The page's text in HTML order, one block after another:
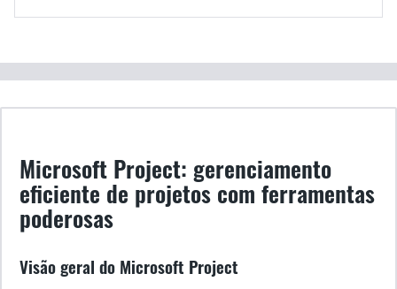
Microsoft Project: gerenciamento
eficiente de projetos com ferramentas
poderosas
Visão geral do Microsoft Project